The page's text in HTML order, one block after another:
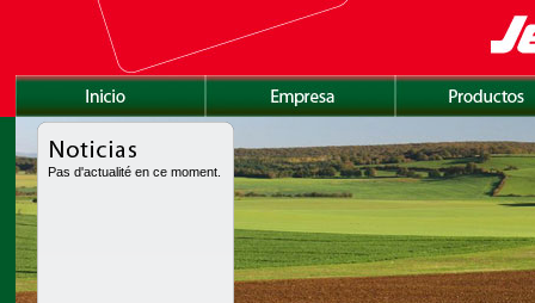
Pas d'actualité en ce moment.